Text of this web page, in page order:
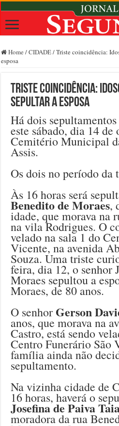
Home /CIDADE/Triste coincidência:
esposa
Triste coincidência:
sepultar a esposa
Há dois
este sábado, dia 14 de
Cemitério Municipal
Assis.
Os dois no período da
Às 16 horas será
Benedito de Moraes,
idade, que morava na
na vila Rodrigues. O
velado na sala 1 do
Vicente, na avenida
Souza. Uma triste
feira, dia 12, o senhor
Moraes sepultou a
Moraes, de 80 anos.
O senhor Gerson
anos, que morava na
Castro, está sendo
Centro Funerário São
família ainda não
sepultamento.
Na vizinha cidade de
16 horas, haverá o
Josefina de Paiva
moradora da rua